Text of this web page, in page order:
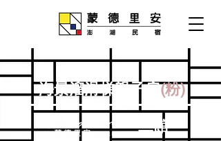
海景溜滑梯親子房(粉)
二館